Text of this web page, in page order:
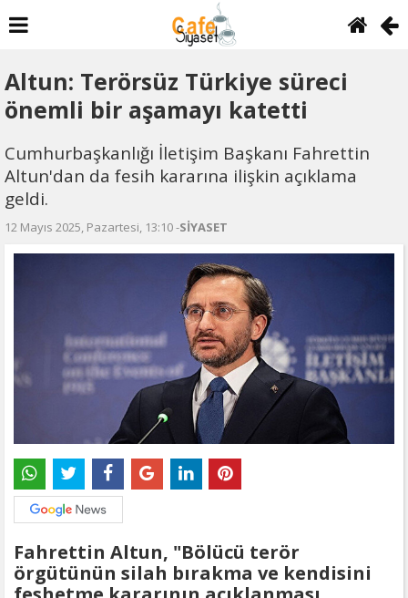
Altun: Terörsüz Türkiye süreci
önemli bir aşamayı katetti
Cumhurbaşkanlığı İletişim Başkanı Fahrettin
Altun'dan da fesih kararına ilişkin açıklama
geldi.
12 Mayıs 2025, Pazartesi, 13:10 -SİYASET
Fahrettin Altun, "Bölücü terör
örgütünün silah bırakma ve kendisini